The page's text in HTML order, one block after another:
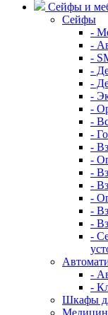
Сейфы и
Сейфы
-
-
-
-
-
-
-
-
-
-
-
-
-
-
-
-
-
-
-
Шкафы